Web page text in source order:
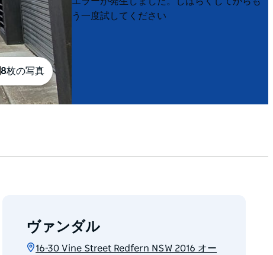
8枚の写真
List
List
う一度試してください
ヴァンダル
16-30 Vine Street Redfern NSW 2016 オー